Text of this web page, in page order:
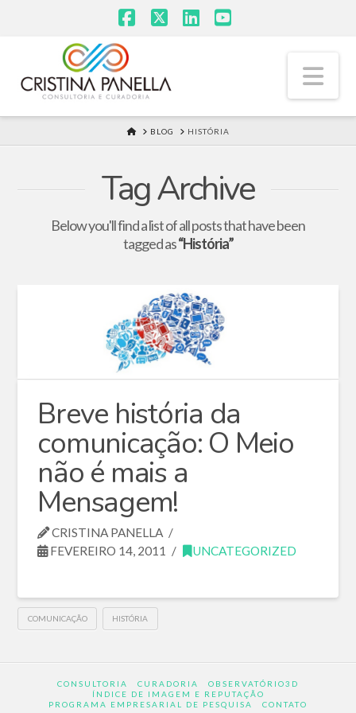
HOMEBLOG HISTÓRIA
Tag Archive
Below you'll find a list of all posts that have been
tagged as“História”
Breve história da
comunicação: O Meio
não é mais a
Mensagem!
CRISTINA PANELLA
FEVEREIRO 14, 2011
UNCATEGORIZED
COMUNICAÇÃO HISTÓRIA
CONSULTORIA CURADORIA
OBSERVATÓRIO3D
ÍNDICE DE IMAGEM E REPUTAÇÃO
PROGRAMA EMPRESARIAL DE PESQUISA
CONTATO